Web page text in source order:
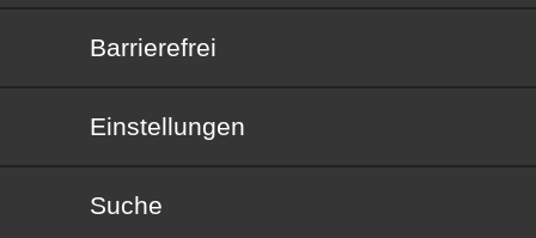
Barrierefrei
Barrierefrei
Einstellungen
Suche